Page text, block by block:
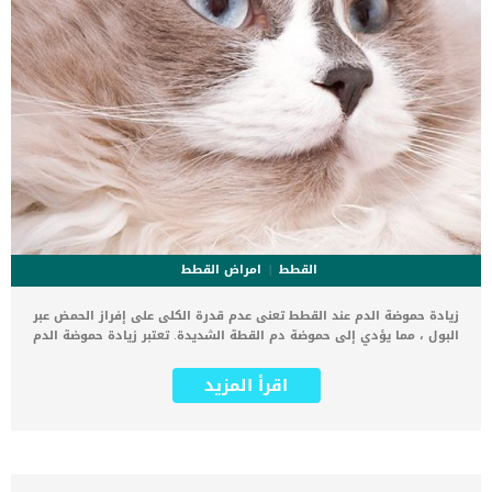
القطط
امراض القطط
زيادة حموضة الدم عند القطط تعنى عدم قدرة الكلى على إفراز الحمض عبر
البول ، مما يؤدي إلى حموضة دم القطة الشديدة. تعتبر زيادة حموضة الدم
الكثير من مشاكل الكلى وتفقدها قدرتها على القيام بوظيفتها بشكل
طبيعى فى الجسم. اضافة الى زيادة حموضة الدم سنجد ان هذه القطة
اقرأ المزيد